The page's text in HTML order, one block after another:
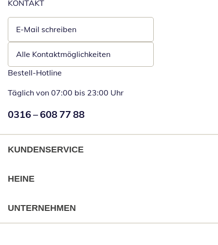
KONTAKT
E-Mail schreiben
Öffnet E-Mail-Client
Alle Kontaktmöglichkeiten
Bestell-Hotline
Täglich von 07:00 bis 23:00 Uhr
Numéro de téléphone:
0316 – 608 77 88
KUNDENSERVICE
HEINE
UNTERNEHMEN